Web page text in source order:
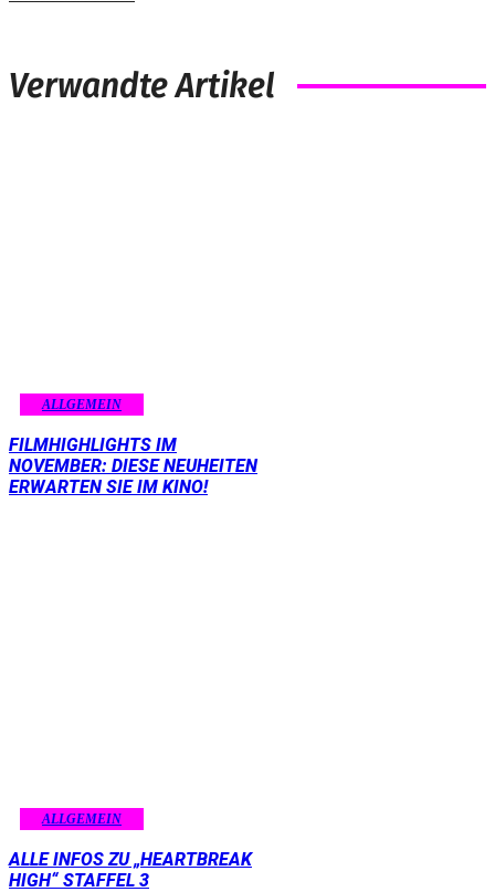
Verwandte Artikel
ALLGEMEIN
FILMHIGHLIGHTS IM
NOVEMBER: DIESE NEUHEITEN
ERWARTEN SIE IM KINO!
ALLGEMEIN
ALLE INFOS ZU „HEARTBREAK
HIGH“ STAFFEL 3